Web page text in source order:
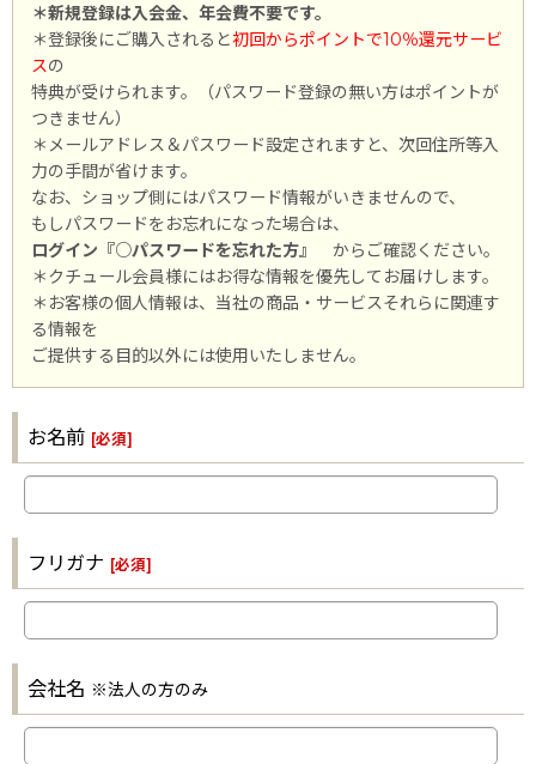
＊新規登録は入会金、年会費不要です。
＊登録後にご購入されると初回からポイントで10％還元サービ
スの
特典が受けられます。（パスワード登録の無い方はポイントが
つきません）
＊メールアドレス＆パスワード設定されますと、次回住所等入
力の手間が省けます。
なお、ショップ側にはパスワード情報がいきませんので、
もしパスワードをお忘れになった場合は、
ログイン『○パスワードを忘れた方』
からご確認ください。
＊クチュール会員様にはお得な情報を優先してお届けします。
＊お客様の個人情報は、当社の商品・サービスそれらに関連す
る情報を
ご提供する目的以外には使用いたしません。
お名前 [必須]
フリガナ [必須]
会社名 ※法人の方のみ